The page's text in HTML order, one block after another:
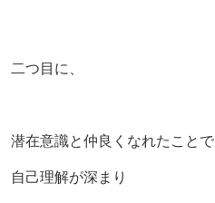
二つ目に、
潜在意識と仲良くなれたことで
自己理解が深まり